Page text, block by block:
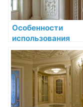
Особенности
использования
декоративной
лепнины в
средневековых
интерьерах